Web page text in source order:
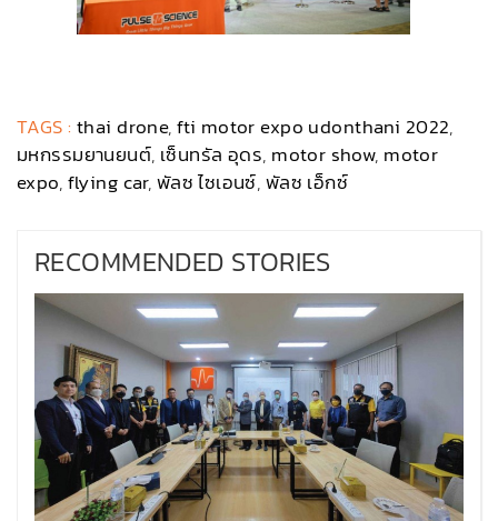
TAGS : thai drone,fti motor expo udonthani 2022,
มหกรรมยานยนต์, เซ็นทรัล อุดร, motor show, motor
expo,flying car,พัลซ ไซเอนซ์,พัลซ เอ็กซ์
RECOMMENDED STORIES